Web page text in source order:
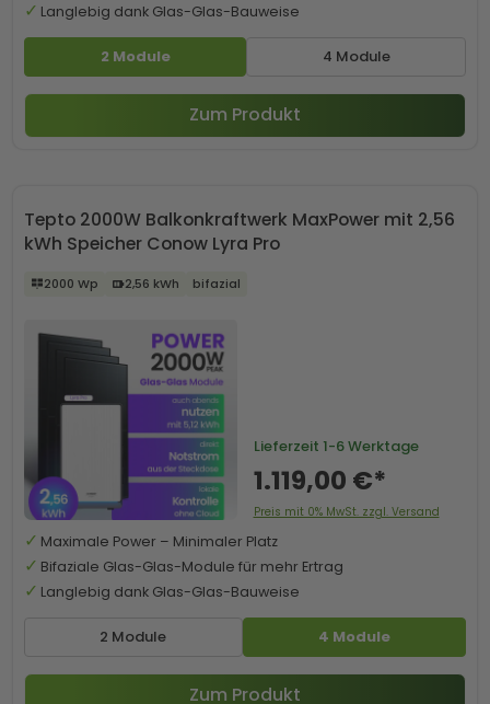
2 Module 4 Module
Langlebig dank Glas-Glas-Bauweise
Zum Produkt
Tepto 2000W Balkonkraftwerk MaxPower mit 2,56
kWh Speicher Conow Lyra Pro
2000 Wp 2,56 kWh bifazial
2 Module 4 Module
Lieferzeit 1-6 Werktage
1.119,00 €*
Preis mit 0% MwSt. zzgl. Versand
Maximale Power – Minimaler Platz
Bifaziale Glas-Glas-Module für mehr Ertrag
Langlebig dank Glas-Glas-Bauweise
Zum Produkt